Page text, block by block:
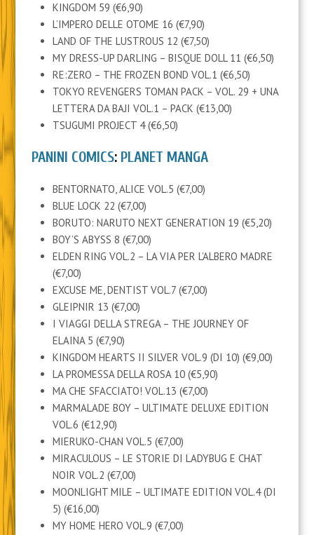
KINGDOM 59 (€6,90)
L’IMPERO DELLE OTOME 16 (€7,90)
LAND OF THE LUSTROUS 12 (€7,50)
MY DRESS-UP DARLING – BISQUE DOLL 11 (€6,50)
RE:ZERO – THE FROZEN BOND VOL.1 (€6,50)
TOKYO REVENGERS TOMAN PACK – VOL. 29 + UNA
LETTERA DA BAJI VOL.1 – PACK (€13,00)
TSUGUMI PROJECT 4 (€6,50)
PANINI COMICS: PLANET MANGA
BENTORNATO, ALICE VOL.5 (€7,00)
BLUE LOCK 22 (€7,00)
BORUTO: NARUTO NEXT GENERATION 19 (€5,20)
BOY’S ABYSS 8 (€7,00)
ELDEN RING VOL.2 – LA VIA PER L’ALBERO MADRE
(€7,00)
EXCUSE ME, DENTIST VOL.7 (€7,00)
GLEIPNIR 13 (€7,00)
I VIAGGI DELLA STREGA – THE JOURNEY OF
ELAINA 5 (€7,90)
KINGDOM HEARTS II SILVER VOL.9 (DI 10) (€9,00)
LA PROMESSA DELLA ROSA 10 (€5,90)
MA CHE SFACCIATO! VOL.13 (€7,00)
MARMALADE BOY – ULTIMATE DELUXE EDITION
VOL.6 (€12,90)
MIERUKO-CHAN VOL.5 (€7,00)
MIRACULOUS – LE STORIE DI LADYBUG E CHAT
NOIR VOL.2 (€7,00)
MOONLIGHT MILE – ULTIMATE EDITION VOL.4 (DI
5) (€16,00)
MY HOME HERO VOL.9 (€7,00)